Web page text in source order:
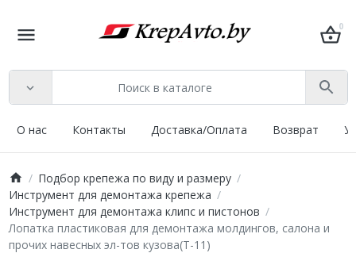
0
О нас Контакты Доставка/Оплата Возврат
Подбор крепежа по виду и размеру
Инструмент для демонтажа крепежа
Инструмент для демонтажа клипс и пистонов
Лопатка пластиковая для демонтажа молдингов, салона и
прочих навесных эл-тов кузова(T-11)